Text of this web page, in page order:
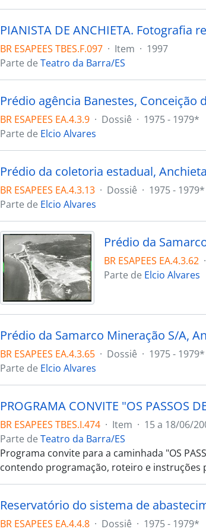
BR ESAPEES TBES.F.097 · Item · 1997
Parte de Teatro da Barra/ES
Prédio agência Banestes, Conceição
BR ESAPEES EA.4.3.9 · Dossiê · 1975 - 1979*
Parte de Elcio Alvares
Prédio da coletoria estadual, Anchieta
BR ESAPEES EA.4.3.13 · Dossiê · 1975 - 1979*
Parte de Elcio Alvares
Prédio da
BR ESAPEES EA.4.3.62 ·
Parte de Elcio Alvares
Prédio da Samarco Mineração S/A,
BR ESAPEES EA.4.3.65 · Dossiê · 1975 - 1979*
Parte de Elcio Alvares
PROGRAMA CONVITE "OS PASSOS
BR ESAPEES TBES.I.474 · Item · 15 a 18/06/
Parte de Teatro da Barra/ES
Programa convite para a caminhada "OS
contendo programação, roteiro e instruções
Reservatório do sistema de
BR ESAPEES EA.4.4.8 · Dossiê · 1975 - 1979*